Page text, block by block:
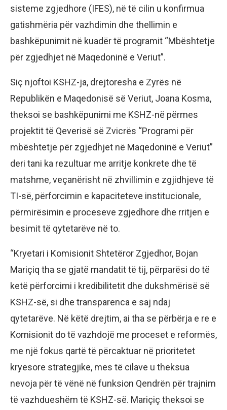
sisteme zgjedhore (IFES), në të cilin u konfirmua
gatishmëria për vazhdimin dhe thellimin e
bashkëpunimit në kuadër të programit “Mbështetje
për zgjedhjet në Maqedoninë e Veriut”.
Siç njoftoi KSHZ-ja, drejtoresha e Zyrës në
Republikën e Maqedonisë së Veriut, Joana Kosma,
theksoi se bashkëpunimi me KSHZ-në përmes
projektit të Qeverisë së Zvicrës “Programi për
mbështetje për zgjedhjet në Maqedoninë e Veriut”
deri tani ka rezultuar me arritje konkrete dhe të
matshme, veçanërisht në zhvillimin e zgjidhjeve të
TI-së, përforcimin e kapaciteteve institucionale,
përmirësimin e proceseve zgjedhore dhe rritjen e
besimit të qytetarëve në to.
“Kryetari i Komisionit Shtetëror Zgjedhor, Bojan
Mariçiq tha se gjatë mandatit të tij, përparësi do të
ketë përforcimi i kredibilitetit dhe dukshmërisë së
KSHZ-së, si dhe transparenca e saj ndaj
qytetarëve. Në këtë drejtim, ai tha se përbërja e re e
Komisionit do të vazhdojë me proceset e reformës,
me një fokus qartë të përcaktuar në prioritetet
kryesore strategjike, mes të cilave u theksua
nevoja për të vënë në funksion Qendrën për trajnim
të vazhdueshëm të KSHZ-së. Mariçiç theksoi se